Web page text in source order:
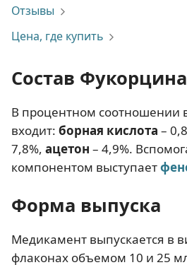
Отзывы
Цена, где купить
Состав Фукорцина
В процентном соотношении
входит: борная кислота –
7,8%, ацетон – 4,9%.
компонентом выступает
Форма выпуска
Медикамент выпускается в
флаконах объемом 10 и 25